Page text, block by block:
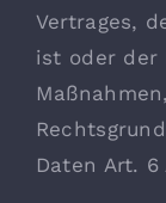
Vertrages,
ist oder der
Daten Art. 6